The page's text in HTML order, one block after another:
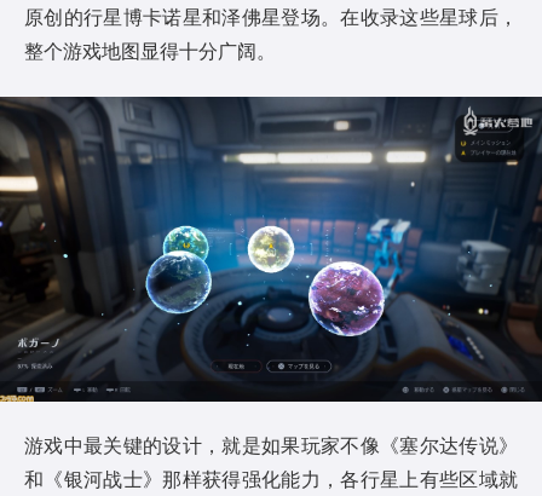
原创的行星博卡诺星和泽佛星登场。在收录这些星球后，
整个游戏地图显得十分广阔。
游戏中最关键的设计，就是如果玩家不像《塞尔达传说》
和《银河战士》那样获得强化能力，各行星上有些区域就